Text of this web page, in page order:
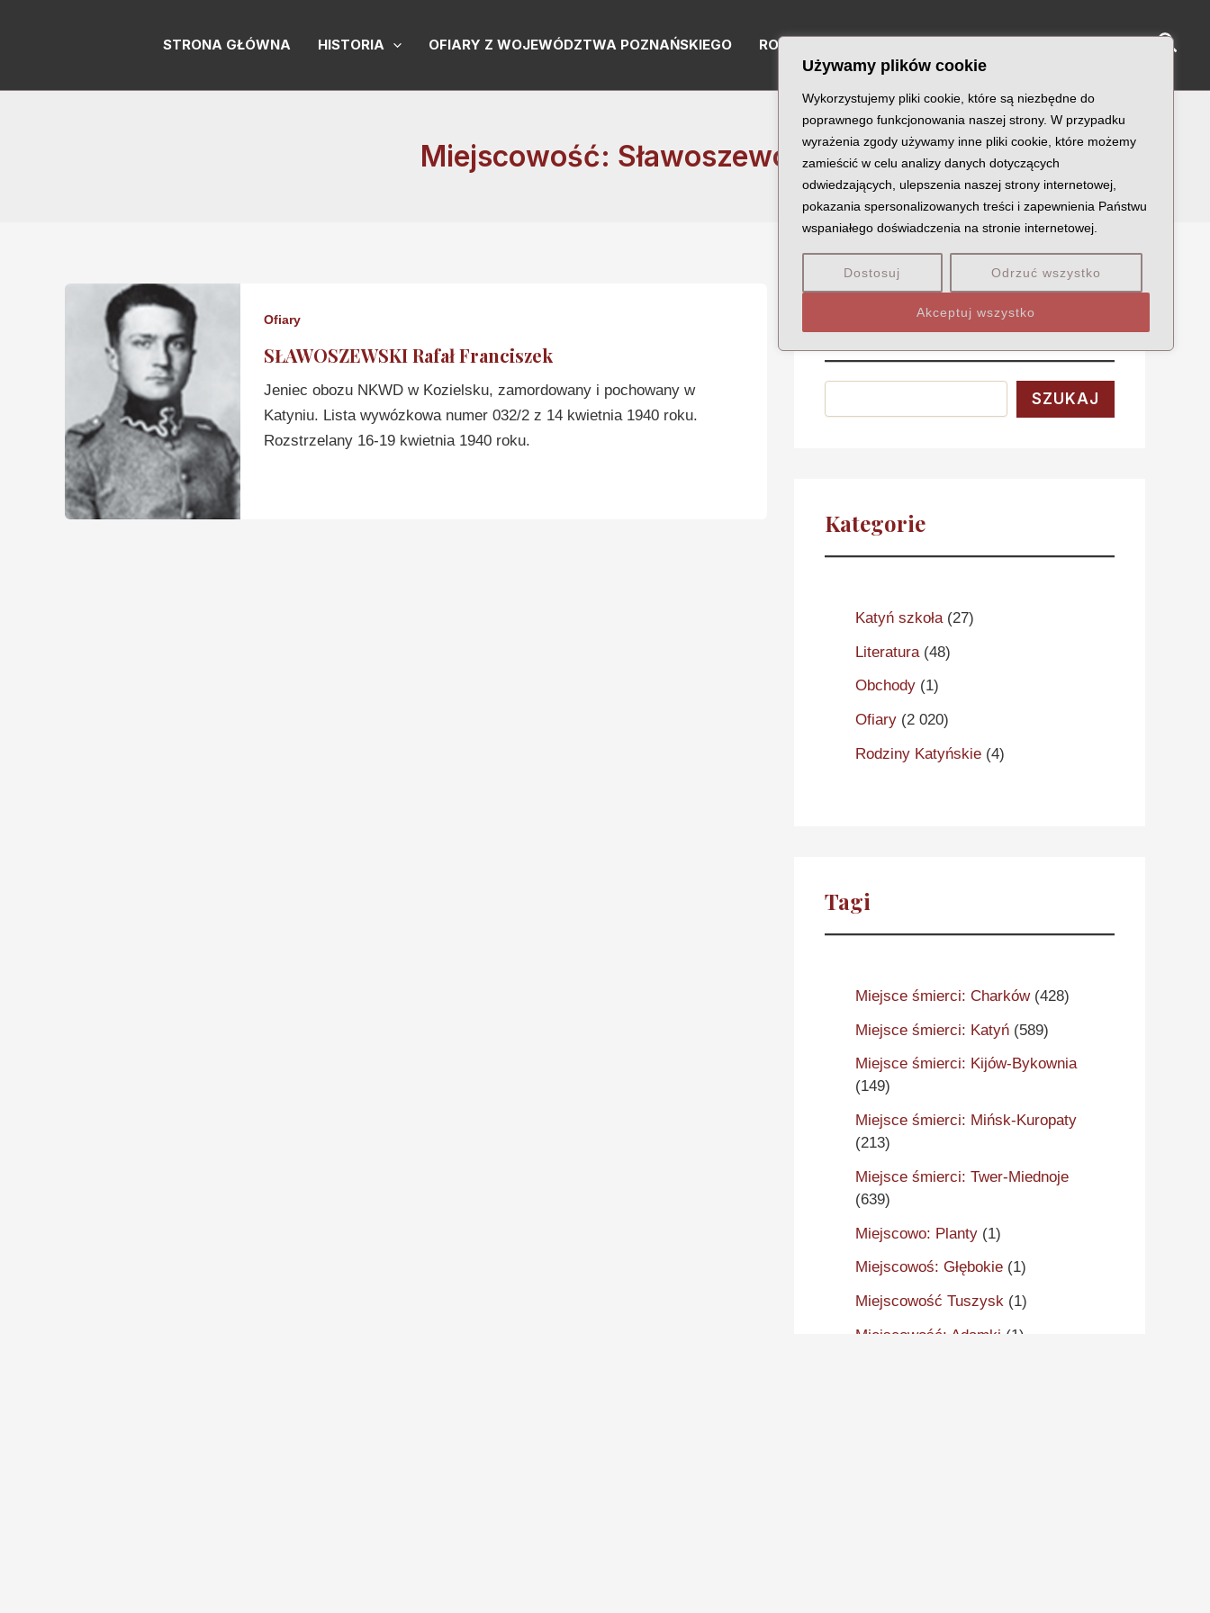
Używamy plików cookie
Wykorzystujemy pliki cookie, które są niezbędne do
poprawnego funkcjonowania naszej strony. W przypadku
wyrażenia zgody używamy inne pliki cookie, które możemy
zamieścić w celu analizy danych dotyczących
odwiedzających, ulepszenia naszej strony internetowej,
pokazania spersonalizowanych treści i zapewnienia Państwu
wspaniałego doświadczenia na stronie internetowej.
Dostosuj Odrzuć wszystko
Akceptuj wszystko
STRONA GŁÓWNA HISTORIA OFIARY Z WOJEWÓDZTWA POZNAŃSKIEGO RODZINY KATYŃSKIE
Miejscowość: Sławoszewo
Ofiary
SŁAWOSZEWSKI Rafał Franciszek
Jeniec obozu NKWD w Kozielsku, zamordowany i pochowany w
Katyniu. Lista wywózkowa numer 032/2 z 14 kwietnia 1940 roku.
Rozstrzelany 16-19 kwietnia 1940 roku.
Wyszukaj
Szukaj
SZUKAJ
Kategorie
Katyń szkoła (27)
Literatura (48)
Obchody (1)
Ofiary (2 020)
Rodziny Katyńskie (4)
Tagi
Miejsce śmierci: Charków(428)
Miejsce śmierci: Katyń (589)
Miejsce śmierci: Kijów-Bykownia
(149)
Miejsce śmierci: Mińsk-Kuropaty
(213)
Miejsce śmierci: Twer-Miednoje
(639)
Miejscowo: Planty (1)
Miejscowoś: Głębokie (1)
Miejscowość Tuszysk (1)
Miejscowość: Adamki (1)